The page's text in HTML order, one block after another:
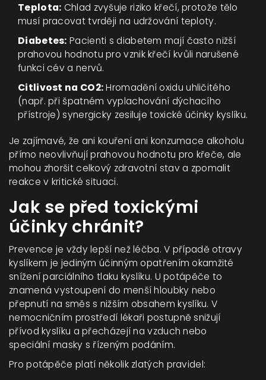
Teplota: Chlad zvyšuje riziko křečí, protože tělo
musí pracovat tvrději na udržování teploty.
Diabetes: Pacienti s diabetem mají často nižší
prahovou hodnotu pro vznik křečí kvůli narušené
funkci cév a nervů.
Citlivost na CO2:Hromadění oxidu uhličitého
(např. při špatném vyplachování dýchacího
přístroje) synergicky zesiluje toxické účinky kyslíku.
Je zajímavé, že ani kouření ani konzumace alkoholu
přímo neovlivňují prahovou hodnotu pro křeče, ale
mohou zhoršit celkový zdravotní stav a zpomalit
reakce v kritické situaci.
Jak se před toxickými
účinky chránit?
Prevence je vždy lepší než léčba. V případě otravy
kyslíkem je jediným účinným opatřením okamžité
snížení parciálního tlaku kyslíku. U potápěče to
znamená vystoupení do menší hloubky nebo
přepnutí na směs s nižším obsahem kyslíku. V
nemocničním prostředí lékaři postupně snižují
přívod kyslíku a přecházejí na vzduch nebo
speciální masky s řízeným podáním.
Pro potápěče platí několik zlatých pravidel: